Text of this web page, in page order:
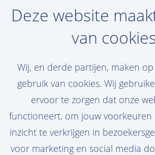
Deze website
van
Wij, en derde partijen, maken
gebruik van cookies. Wij
ervoor te zorgen dat onze
functioneert, om jouw voorkeuren
inzicht te verkrijgen in
voor marketing en social media
Jouw droomvacature niet
een persoonlijke jobalert aan
de nieuwste vacatures in je mail!